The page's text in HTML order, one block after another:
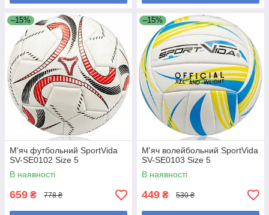
–15%
М'яч футбольний SportVida
SV-SE0102 Size 5
В наявності
659 ₴ 778 ₴
–15%
М'яч волейбольний SportVida
SV-SE0103 Size 5
В наявності
449 ₴ 530 ₴